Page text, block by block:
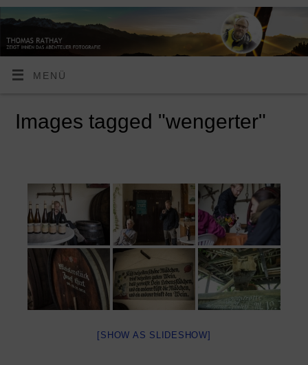
MENÜ
Images tagged "wengerter"
[SHOW AS SLIDESHOW]